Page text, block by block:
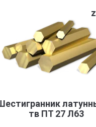
латунный п/